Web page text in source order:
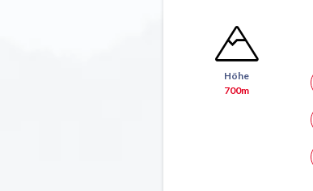
Höhe
700m